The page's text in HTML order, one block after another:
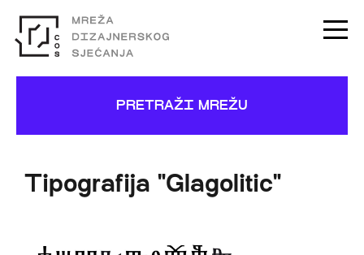
PRETRAŽI MREŽU
Tipografija "Glagolitic"